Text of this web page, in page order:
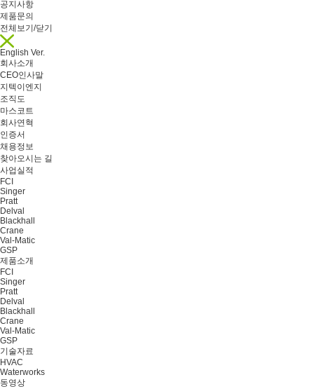
공지사항
제품문의
전체보기/닫기
English Ver.
회사소개
CEO인사말
지텍이엔지
조직도
마스코트
회사연혁
인증서
채용정보
찾아오시는 길
사업실적
FCI
Singer
Pratt
Delval
Blackhall
Crane
Val-Matic
GSP
제품소개
FCI
Singer
Pratt
Delval
Blackhall
Crane
Val-Matic
GSP
기술자료
HVAC
Waterworks
동영상